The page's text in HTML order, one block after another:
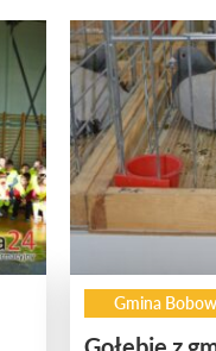
Gmina